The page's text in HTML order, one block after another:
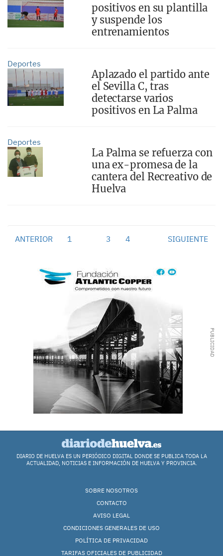
positivos en su plantilla
y suspende los
entrenamientos
Deportes
Aplazado el partido ante
el Sevilla C, tras
detectarse varios
positivos en La Palma
Deportes
La Palma se refuerza con
una ex-promesa de la
cantera del Recreativo de
Huelva
ANTERIOR 1 3 4 SIGUIENTE
DIARIO DE HUELVA ES UN PERIÓDICO DIGITAL DONDE SE PUBLICA TODA LA
ACTUALIDAD, NOTICIAS E INFORMACIÓN DE HUELVA Y PROVINCIA.
SOBRE NOSOTROS
CONTACTO
AVISO LEGAL
CONDICIONES GENERALES DE USO
POLÍTICA DE PRIVACIDAD
TARIFAS OFICIALES DE PUBLICIDAD